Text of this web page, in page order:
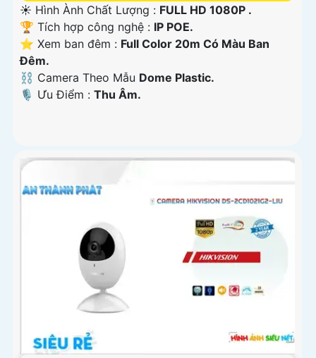
☀️ Hình Ành Chất Lượng : FULL HD 1080P .
🏆 Tích hợp công nghệ : IP POE.
⭐ Xem ban đêm : Full Color 20m Có Màu Ban
Ðêm.
⛓ Camera Theo Mẫu Dome Plastic.
️🎙 Ưu Điểm : Thu Âm.